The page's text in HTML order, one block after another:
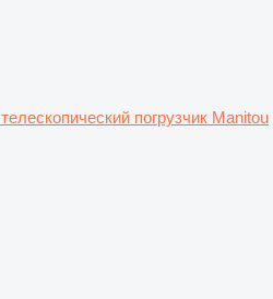
телескопический погрузчик Manitou